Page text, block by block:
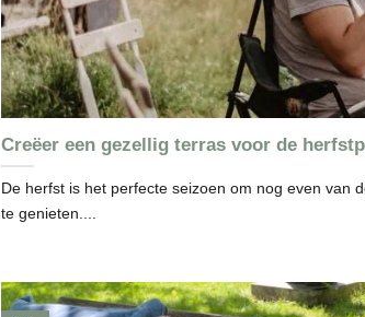
Creëer een gezellig terras voor de
De herfst is het perfecte seizoen om nog even van
te genieten....